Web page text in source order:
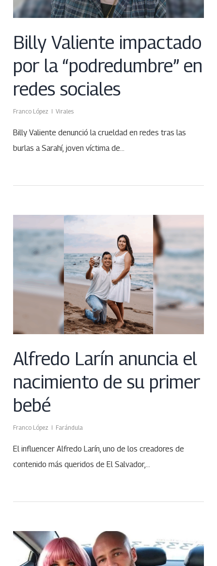
Billy Valiente impactado
por la “podredumbre” en
redes sociales
Franco López Virales
Billy Valiente denunció la crueldad en redes tras las
burlas a Sarahí, joven víctima de…
Alfredo Larín anuncia el
nacimiento de su primer
bebé
Franco López Farándula
El influencer Alfredo Larín, uno de los creadores de
contenido más queridos de El Salvador,…